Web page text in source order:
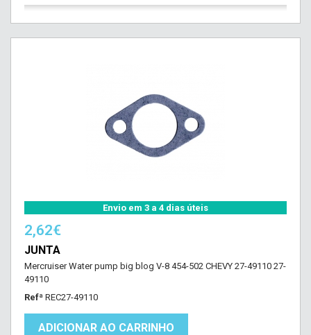
Envio em 3 a 4 dias úteis
2,62€
JUNTA
Mercruiser Water pump big blog V-8 454-502 CHEVY 27-49110 27-
49110
Refª REC27-49110
ADICIONAR AO CARRINHO